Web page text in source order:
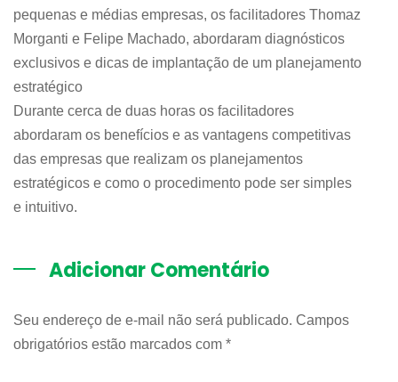
pequenas e médias empresas, os facilitadores Thomaz
Morganti e Felipe Machado, abordaram diagnósticos
exclusivos e dicas de implantação de um planejamento
estratégico
Durante cerca de duas horas os facilitadores
abordaram os benefícios e as vantagens competitivas
das empresas que realizam os planejamentos
estratégicos e como o procedimento pode ser simples
e intuitivo.
Adicionar Comentário
Seu endereço de e-mail não será publicado. Campos
obrigatórios estão marcados com *